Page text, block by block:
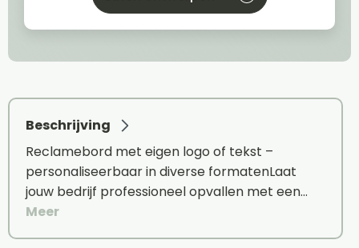
Beschrijving
Reclamebord met eigen logo of tekst –
personaliseerbaar in diverse formatenLaat
jouw bedrijf professioneel opvallen met een…
Meer